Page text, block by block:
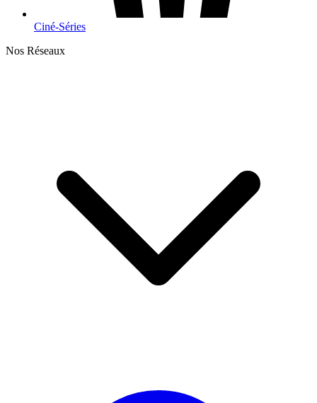
Ciné-Séries
Nos Réseaux